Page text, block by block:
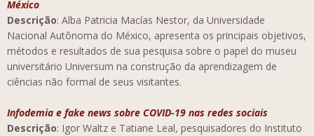
México
Descrição: Alba Patricia Macías Nestor, da Universidade
Nacional Autônoma do México, apresenta os principais objetivos,
métodos e resultados de sua pesquisa sobre o papel do museu
universitário Universum na construção da aprendizagem de
ciências não formal de seus visitantes.
Infodemia e fake news sobre COVID-19 nas redes sociais
Descrição: Igor Waltz e Tatiane Leal, pesquisadores do Instituto